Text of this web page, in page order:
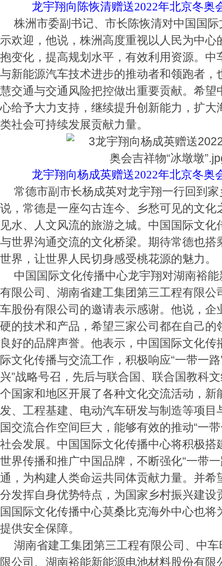
龙宇翔向陈恢清赠送2022年北京冬奥
株洲市委副书记、市长陈恢清对中国国
示欢迎，他说，株洲高度重视以人民为中心
抱变化，提高规划水平，有效利用资源。中
与新能源汽车技术进步的推动者和领跑者，
慧交通与交通风险把控做出重要贡献。希望
心给予大力支持，继续提升创新能力，扩大
类社会可持续发展贡献力量。
龙宇翔向杨成英赠送2022年北京冬奥
常德市副市长杨成英对龙宇翔一行回到
说，常德是一座勾古连今、乡愁可见的文化
见水、人文风流的旅游之城。中国国际文化
与世界沟通交流的文化桥梁。期待常德也搭
世界，让世界人民切身感受桃花源的魅力。
中国国际文化传播中心龙宇翔对湖南裕
有限公司、湖南省建工集团第三工程有限公
车股份有限公司的邀请表示感谢。他说，企
硬的技术和产品，希望三家公司都在自己的
良好的品牌声誉。他表示，中国国际文化传
际文化传播与交流工作，积极响应“一带一
兴”战略号召，先后与联合国、联合国教科
个国家和地区开展了各种文化交流活动，新
发、工程基建、电动汽车研发与制造等项目
国交流合作空间巨大，能够有效的推动“一
社会发展。中国国际文化传播中心将积极搭
世界传播和推广中国品牌，不断强化“一带
通，为构建人类命运共同体贡献力量。并希
分发挥自身优势特点，为国家乡村振兴建设
国国际文化传播中心莫桑比克海外中心也将
提供安全保障。
湖南省建工集团第三工程有限公司、中
限公司、湖南裕能新能源电池材料股份有限